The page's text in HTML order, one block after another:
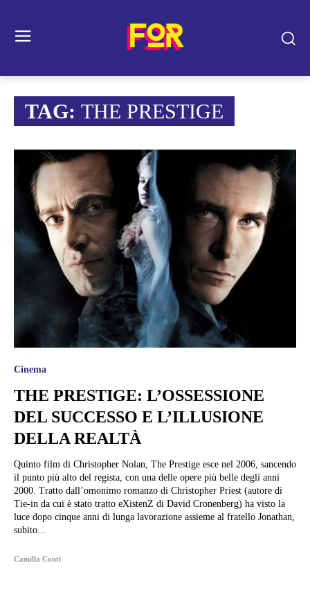
TAG: THE PRESTIGE
Cinema
THE PRESTIGE: L’OSSESSIONE
DEL SUCCESSO E L’ILLUSIONE
DELLA REALTÀ
Quinto film di Christopher Nolan, The Prestige esce nel 2006, sancendo
il punto più alto del regista, con una delle opere più belle degli anni
2000. Tratto dall’omonimo romanzo di Christopher Priest (autore di
Tie-in da cui è stato tratto eXistenZ di David Cronenberg) ha visto la
luce dopo cinque anni di lunga lavorazione assieme al fratello Jonathan,
subito...
Camilla Conti